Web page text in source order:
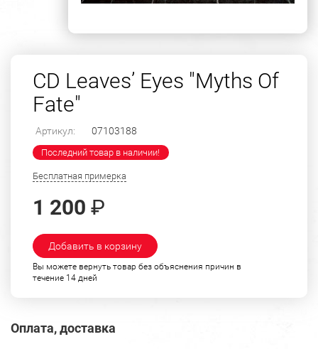
CD Leaves’ Eyes "Myths Of
Fate"
Артикул: 07103188
Последний товар в наличии!
Бесплатная примерка
1 200 ₽
Добавить в корзину
Вы можете вернуть товар без объяснения причин в
течение 14 дней
Оплата, доставка